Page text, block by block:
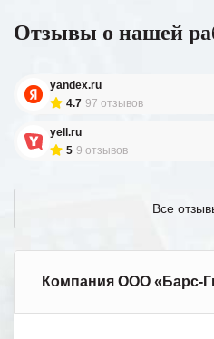
Отзывы о нашей
yandex.ru
4.7 97 отзывов
yell.ru
5 9 отзывов
Все
Компания ООО «Барс-